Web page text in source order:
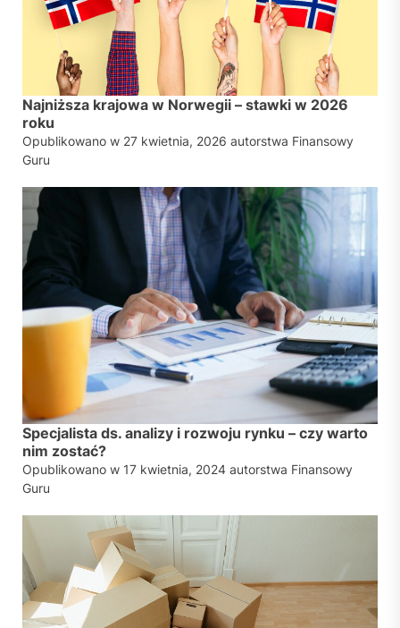
Najniższa krajowa w Norwegii – stawki w 2026
roku
Opublikowano w 27 kwietnia, 2026 autorstwa Finansowy
Guru
Specjalista ds. analizy i rozwoju rynku – czy warto
nim zostać?
Opublikowano w 17 kwietnia, 2024 autorstwa Finansowy
Guru